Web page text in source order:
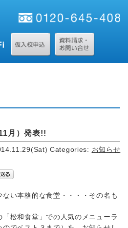
月）発表!!
Categories: お知らせ
い本格的な食堂・・・・その名も
「松和食堂」での人気のメニューラ